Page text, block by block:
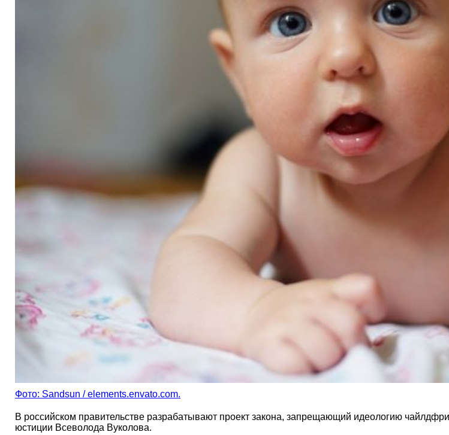
Фото: Sandsun / elements.envato.com.
В российском правительстве разрабатывают проект закона, запрещающий идеологию
юстиции Всеволода Вуколова.